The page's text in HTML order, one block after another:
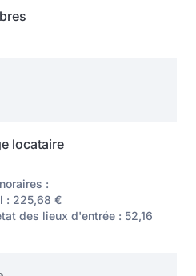
locataire
:
: 225,68 €
des lieux d'entrée : 52,16